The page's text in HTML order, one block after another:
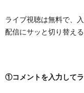
ライブ視聴は無料で、
配信にサッと切り替え
①コメントを入力してラ